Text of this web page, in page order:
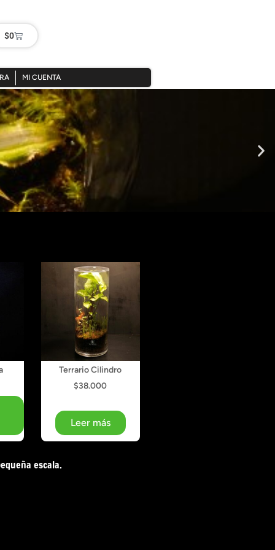
$0
MI CUENTA
Terrario Cilindro
$38.000
Leer más
escala.